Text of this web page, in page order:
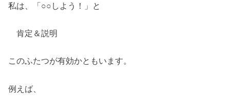
私は、「○○しよう！」と
肯定＆説明
このふたつが有効かともいます。
例えば、